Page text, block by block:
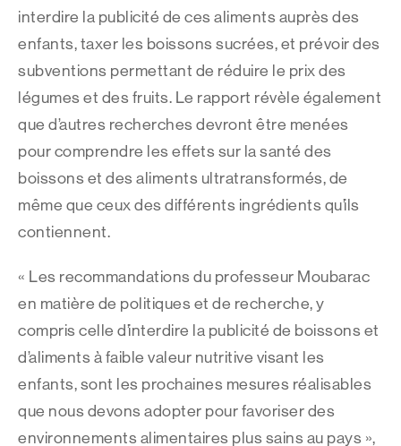
interdire la publicité de ces aliments auprès des
enfants, taxer les boissons sucrées, et prévoir des
subventions permettant de réduire le prix des
légumes et des fruits. Le rapport révèle également
que d’autres recherches devront être menées
pour comprendre les effets sur la santé des
boissons et des aliments ultratransformés, de
même que ceux des différents ingrédients qu’ils
contiennent.
« Les recommandations du professeur Moubarac
en matière de politiques et de recherche, y
compris celle d’interdire la publicité de boissons et
d’aliments à faible valeur nutritive visant les
enfants, sont les prochaines mesures réalisables
que nous devons adopter pour favoriser des
environnements alimentaires plus sains au pays »,